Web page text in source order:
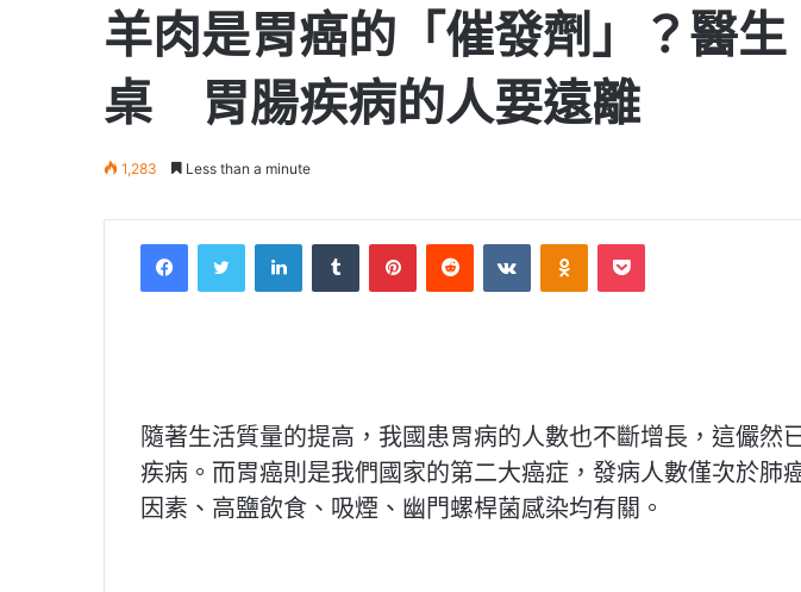
羊肉是胃癌的「催發劑」？醫
桌 胃腸疾病的人要遠離
1,283 Less than a minute
隨著生活質量的提高，我國患胃病的人數也不斷增長，這儼然
疾病。而胃癌則是我們國家的第二大癌症，發病人數僅次於肺
因素、高鹽飲食、吸煙、幽門螺桿菌感染均有關。